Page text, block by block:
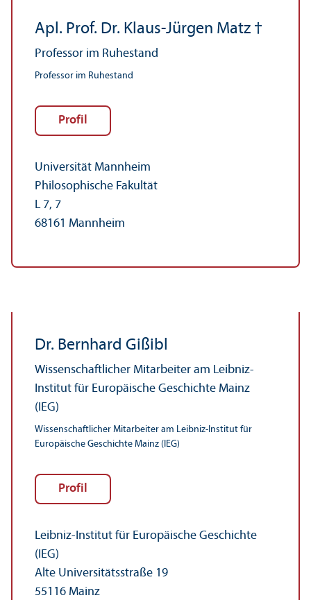
Apl. Prof. Dr. Klaus-Jürgen Matz †
Professor im Ruhestand
Professor im Ruhestand
Profil
Universität Mannheim
Philosophische Fakultät
L 7, 7
68161 Mannheim
Dr. Bernhard Gißibl
Wissenschaft­licher Mitarbeiter am Leibniz-
Institut für Europäische Geschichte Mainz
(IEG)
Wissenschaft­licher Mitarbeiter am Leibniz-Institut für
Europäische Geschichte Mainz (IEG)
Profil
Leibniz-Institut für Europäische Geschichte
(IEG)
Alte Universitäts­straße 19
55116 Mainz